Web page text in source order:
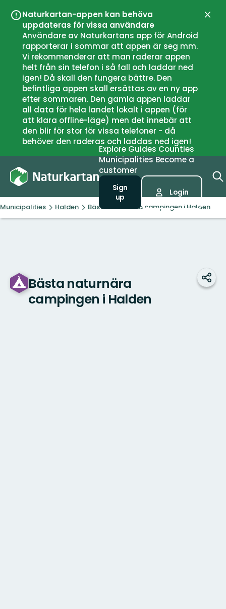
Naturkartan-appen kan behöva
uppdateras för vissa användare
Användare av Naturkartans app för Android
rapporterar i sommar att appen är seg mm.
Vi rekommenderar att man raderar appen
helt från sin telefon i så fall och laddar ned
igen! Då skall den fungera bättre. Den
befintliga appen skall ersättas av en ny app
efter sommaren. Den gamla appen laddar
all data för hela landet lokalt i appen (för
att klara offline-läge) men det innebär att
den blir för stor för vissa telefoner - då
behöver den raderas och laddas ned igen!
Close
Explore Guides Counties
Municipalities Become a
customer
Sign
up
Login
Municipalities Halden Bästa naturnära campingen i Halden
Bästa naturnära
campingen i Halden